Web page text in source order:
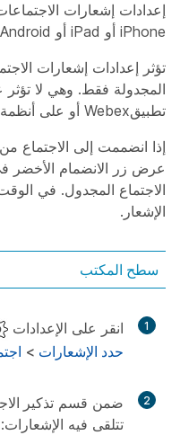
iPhone أو iPad أو Android.
تؤثر إعدادات إشعارات
المجدولة فقط. وهي لا تؤثر
تطبيقWebex أو على أنظمة الفيديو أو على أجهزة الغرفة.
الاجتماع المجدول. في
الإشعار.
سطح المكتب
1 انقر على الإعدادات
حدد الإشعارات >
2 ضمن قسم تذكير
تتلقى فيه الإشعارات: